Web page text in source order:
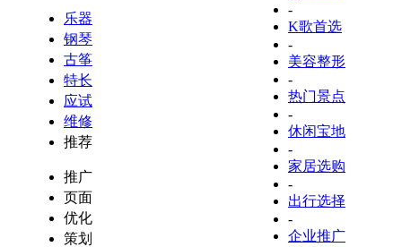
乐器
钢琴
古筝
特长
应试
维修
推荐
推广
页面
优化
策划
-
K歌首选
-
美容整形
-
热门景点
-
休闲宝地
-
家居选购
-
出行选择
-
企业推广